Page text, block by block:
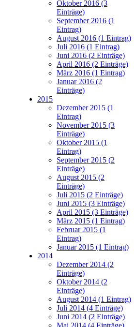
Oktober 2016 (3
Einträge)
September 2016 (1
Eintrag)
August 2016 (1 Eintrag)
Juli 2016 (1 Eintrag)
Juni 2016 (2 Einträge)
April 2016 (2 Einträge)
März 2016 (1 Eintrag)
Januar 2016 (2
Einträge)
2015
Dezember 2015 (1
Eintrag)
November 2015 (3
Einträge)
Oktober 2015 (1
Eintrag)
September 2015 (2
Einträge)
August 2015 (2
Einträge)
Juli 2015 (2 Einträge)
Juni 2015 (3 Einträge)
April 2015 (3 Einträge)
März 2015 (1 Eintrag)
Februar 2015 (1
Eintrag)
Januar 2015 (1 Eintrag)
2014
Dezember 2014 (2
Einträge)
Oktober 2014 (2
Einträge)
August 2014 (1 Eintrag)
Juli 2014 (4 Einträge)
Juni 2014 (2 Einträge)
Mai 2014 (4 Einträge)